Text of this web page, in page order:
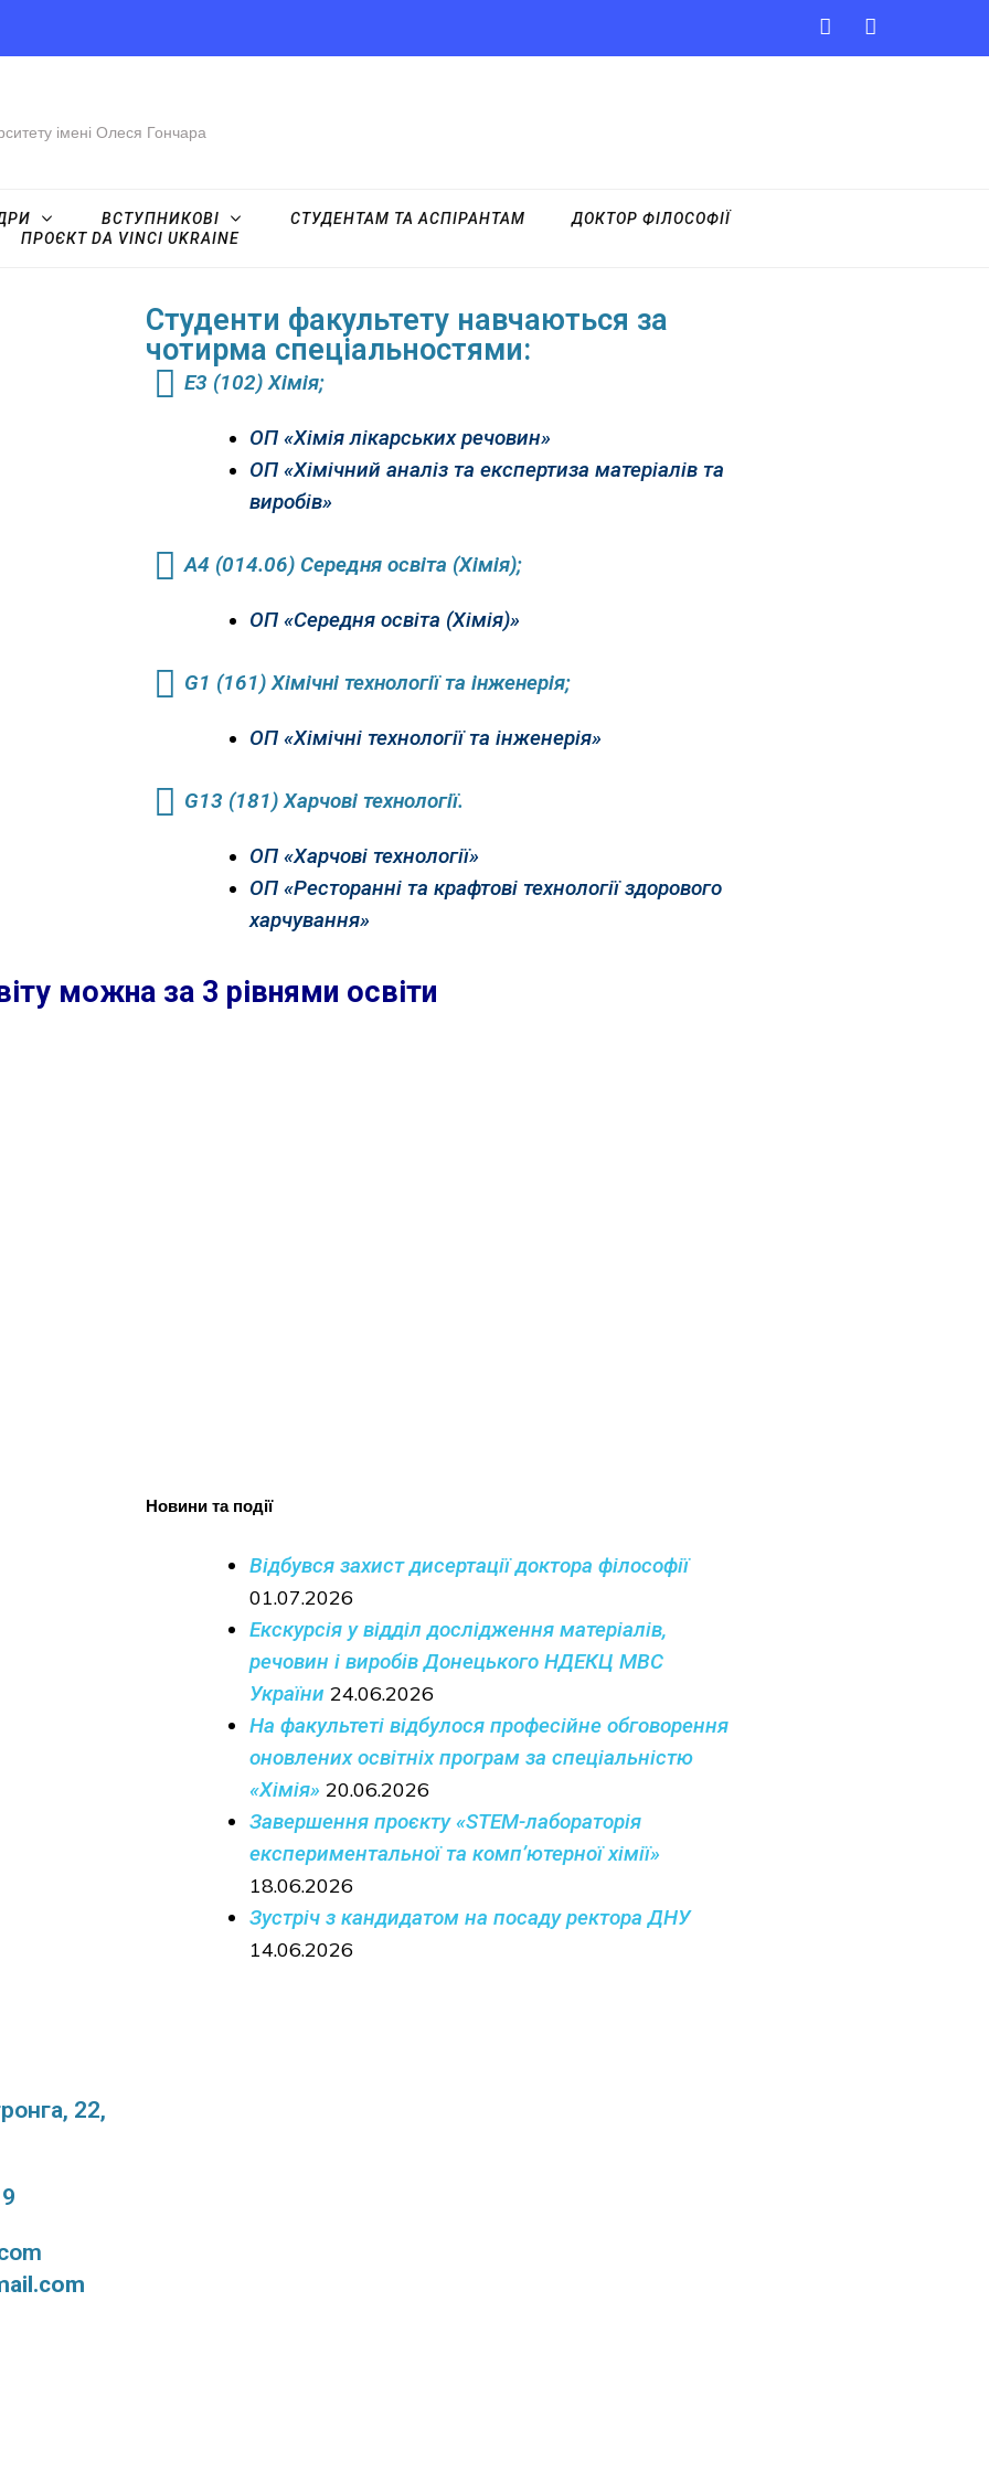
імені Олеся Гончара
ВСТУПНИКОВІ СТУДЕНТАМ ТА АСПІРАНТАМ
ДОКТОР ФІЛОСОФІЇ
ПРОЄКТ DA VINCI UKRAINE
Студенти факультету навчаються за
чотирма спеціальностями:
Е3 (102) Хімія;
ОП «Хімія лікарських речовин»
ОП «Хімічний аналіз та експертиза матеріалів та
виробів»
А4 (014.06) Середня освіта (Хімія);
ОП «Середня освіта (Хімія)»
G1 (161) Хімічні технології та інженерія;
ОП «Хімічні технології та інженерія»
G13 (181) Харчові технології.
ОП «Харчові технології»
ОП «Ресторанні та крафтові технології здорового
харчування»
можна за 3 рівнями освіти
Новини та події
Відбувся захист дисертації доктора філософії
01.07.2026
Екскурсія у відділ дослідження матеріалів,
речовин і виробів Донецького НДЕКЦ МВС
України 24.06.2026
На факультеті відбулося професійне обговорення
оновлених освітніх програм за спеціальністю
«Хімія» 20.06.2026
Завершення проєкту «STEM-лабораторія
експериментальної та комп’ютерної хімії»
18.06.2026
Зустріч з кандидатом на посаду ректора ДНУ
14.06.2026
22,